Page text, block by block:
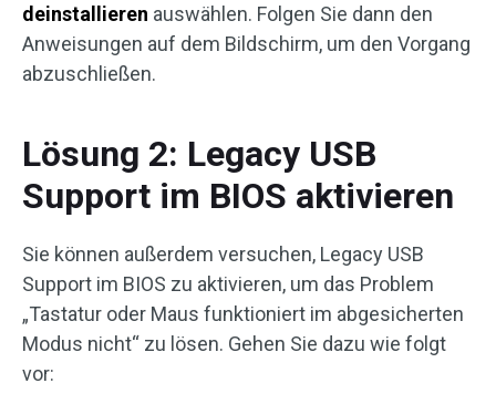
deinstallieren auswählen. Folgen Sie dann den
Anweisungen auf dem Bildschirm, um den Vorgang
abzuschließen.
Lösung 2: Legacy USB
Support im BIOS aktivieren
Sie können außerdem versuchen, Legacy USB
Support im BIOS zu aktivieren, um das Problem
„Tastatur oder Maus funktioniert im abgesicherten
Modus nicht“ zu lösen. Gehen Sie dazu wie folgt
vor: